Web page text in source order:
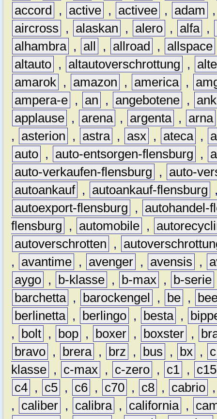
accord
, active , activee , adam
aircross
, alaskan , alero , alfa ,
alhambra , all , allroad , allspace
altauto , altautoverschrottung ,
amarok , amazon , america ,
ampera-e , an , angebotene ,
applause , arena , argenta , arna
,
asterion , astra , asx , ateca ,
auto , auto-entsorgen-flensburg ,
auto-verkaufen-flensburg
,
auto-
autoankauf , autoankauf-flensburg
autoexport-flensburg
,
autohandel-
flensburg
, automobile ,
autoverschrotten
,
,
avantime , avenger , avensis ,
aygo , b-klasse , b-max , b-serie
barchetta , barockengel , be ,
berlinetta , berlingo , besta ,
,
bolt , bop , boxer , boxster ,
bravo , brera , brz , bus , bx ,
c
klasse , c-max , c-zero , c1 ,
c15
c4 , c5 , c6 , c70 , c8 , cabrio
,
caliber , calibra , california ,